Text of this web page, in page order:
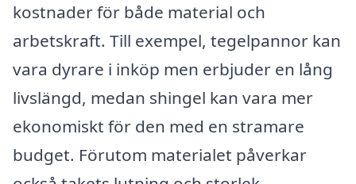
kostnader för både material och
arbetskraft. Till exempel, tegelpannor kan
vara dyrare i inköp men erbjuder en lång
livslängd, medan shingel kan vara mer
ekonomiskt för den med en stramare
budget. Förutom materialet påverkar